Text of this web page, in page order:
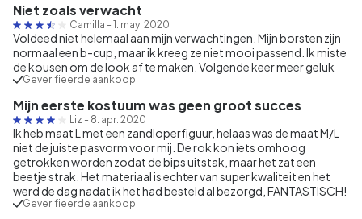
Niet zoals verwacht
Camilla - 1. may. 2020
Voldeed niet helemaal aan mijn verwachtingen. Mijn borsten zijn
normaal een b-cup, maar ik kreeg ze niet mooi passend. Ik miste
de kousen om de look af te maken. Volgende keer meer geluk
Geverifieerde aankoop
Mijn eerste kostuum was geen groot succes
Liz - 8. apr. 2020
Ik heb maat L met een zandloperfiguur, helaas was de maat M/L
niet de juiste pasvorm voor mij. De rok kon iets omhoog
getrokken worden zodat de bips uitstak, maar het zat een
beetje strak. Het materiaal is echter van super kwaliteit en het
werd de dag nadat ik het had besteld al bezorgd, FANTASTISCH!
Geverifieerde aankoop